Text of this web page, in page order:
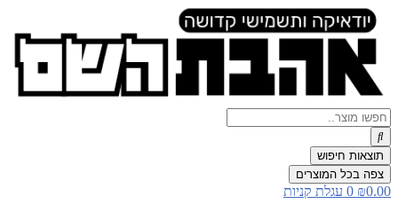
Search
...
תוצאות חיפוש
צפה בכל המוצרים
₪0.00
0 עגלת קניות